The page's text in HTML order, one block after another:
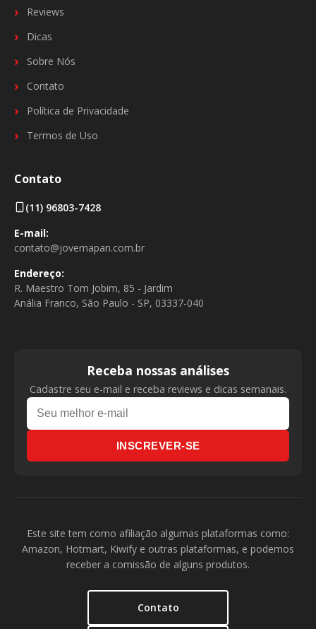
Reviews
Dicas
Sobre Nós
Contato
Política de Privacidade
Termos de Uso
Contato
(11) 96803-7428
E-mail:
contato@jovemapan.com.br
Endereço:
R. Maestro Tom Jobim, 85 - Jardim
Anália Franco, São Paulo - SP, 03337-040
Receba nossas análises
Cadastre seu e-mail e receba reviews e dicas semanais.
INSCREVER-SE
Este site tem como afiliação algumas plataformas como:
Amazon, Hotmart, Kiwify e outras plataformas, e podemos
receber a comissão de alguns produtos.
Contato